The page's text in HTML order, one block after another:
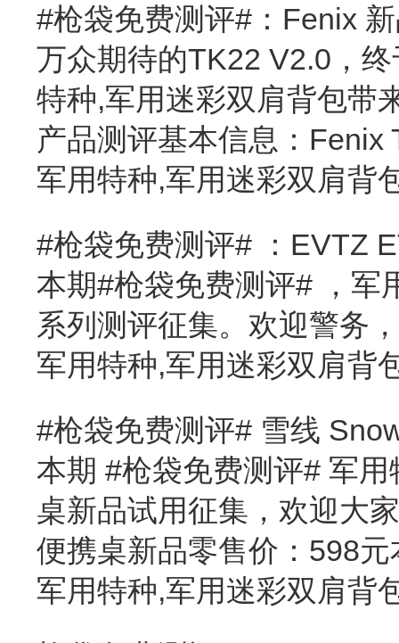
#枪袋免费测评#：Fenix
万众期待的TK22 V2.0，
特种,军用迷彩双肩背包带
产品测评基本信息：Fenix
军用特种,军用迷彩双肩背
#枪袋免费测评# ：EVTZ
本期#枪袋免费测评# ，军
系列测评征集。欢迎警务
军用特种,军用迷彩双肩背
#枪袋免费测评# 雪线
本期 #枪袋免费测评# 军
桌新品试用征集，欢迎大
便携桌新品零售价：598元
军用特种,军用迷彩双肩背